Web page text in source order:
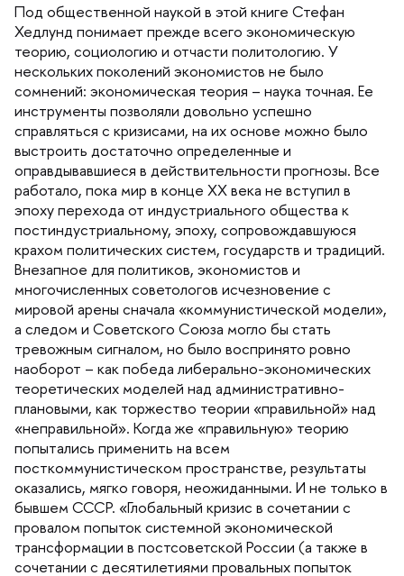
Под общественной наукой в этой книге Стефан
Хедлунд понимает прежде всего экономическую
теорию, социологию и отчасти политологию. У
нескольких поколений экономистов не было
сомнений: экономическая теория – наука точная. Ее
инструменты позволяли довольно успешно
справляться с кризисами, на их основе можно было
ыстроить достаточно определенные и
оправдывавшиеся в действительности прогнозы. Все
работало, пока мир в конце XX века не вступил
эпоху перехода от индустриального общества к
постиндустриальному, эпоху, сопровождавшуюся
крахом политических систем, государств и традиций.
незапное для политиков, экономистов и
многочисленных советологов исчезновение с
мировой арены сначала «коммунистической модели»,
а следом и Советского Союза могло бы стать
тревожным сигналом, но было воспринято ровно
наоборот – как победа либерально-экономических
теоретических моделей над административно-
плановыми, как торжество теории «правильной» над
«неправильной». Когда же «правильную» теорию
попытались применить на всем
посткоммунистическом пространстве, результаты
оказались, мягко говоря, неожиданными. И не только
ывшем СССР. «Глобальный кризис в сочетании с
провалом попыток системной экономической
трансформации в постсоветской России (а также
сочетании с десятилетиями провальных попыток